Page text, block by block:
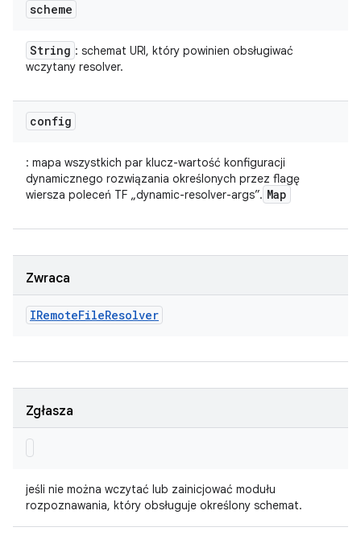
scheme
String : schemat URI, który powinien obsługiwać
wczytany resolver.
config
: mapa wszystkich par klucz-wartość konfiguracji
dynamicznego rozwiązania określonych przez flagę
wiersza poleceń TF „dynamic-resolver-args”. Map
Zwraca
IRemoteFileResolver
Zgłasza
jeśli nie można wczytać lub zainicjować modułu
rozpoznawania, który obsługuje określony schemat.